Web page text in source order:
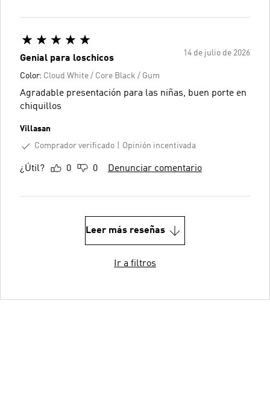
14 de julio de 2026
Genial para loschicos
Color: Cloud White / Core Black / Gum
Agradable presentación para las niñas, buen porte en
chiquillos
Villasan
Comprador verificado
Opinión incentivada
¿Útil? 0 0 Denunciar comentario
Leer más reseñas
Ir a filtros